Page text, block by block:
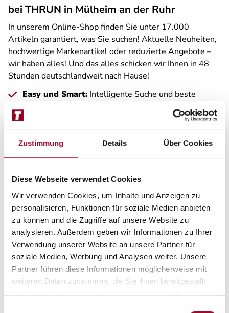
Zustimmung Details Über Cookies
Diese Webseite verwendet Cookies
Wir verwenden Cookies, um Inhalte und Anzeigen zu
personalisieren, Funktionen für soziale Medien anbieten
zu können und die Zugriffe auf unsere Website zu
analysieren. Außerdem geben wir Informationen zu Ihrer
Verwendung unserer Website an unsere Partner für
soziale Medien, Werbung und Analysen weiter. Unsere
Partner führen diese Informationen möglicherweise mit
weiteren Daten zusammen, die Sie ihnen bereitgestellt
haben oder die sie im Rahmen Ihrer Nutzung der Dienste
bei THRUN in Mülheim an der Ruhr
In unserem Online-Shop finden Sie unter 17.000
Artikeln garantiert, was Sie suchen! Aktuelle Neuheiten,
hochwertige Markenartikel oder reduzierte Angebote –
wir haben alles! Und das alles schicken wir Ihnen in 48
Stunden deutschlandweit nach Hause!
Easy und Smart: Intelligente Suche und beste
Bedienbarkeit.
Express-Versand:
Zubehör
Wir freuen uns auf Ihren Besuch!
Kölner Straße 238 – 240
45481 Mülheim an der Ruhr